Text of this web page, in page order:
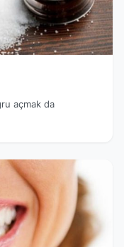
açmak da